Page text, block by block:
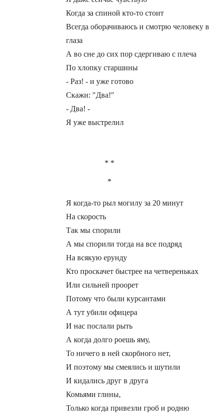
Когда за спиной кто-то стоит
Всегда оборачиваюсь и смотрю человеку в
глаза
А во сне до сих пор сдергиваю с плеча
По хлопку старшины
- Раз! - и уже готово
Скажи: "Два!"
- Два! -
Я уже выстрелил
* *
*
Я когда-то рыл могилу за 20 минут
На скорость
Так мы спорили
А мы спорили тогда на все подряд
На всякую ерунду
Кто проскачет быстрее на четвереньках
Или сильней проорет
Потому что были курсантами
А тут убили офицера
И нас послали рыть
А когда долго роешь яму,
То ничего в ней скорбного нет,
И поэтому мы смеялись и шутили
И кидались друг в друга
Комьями глины,
Только когда привезли гроб и родню